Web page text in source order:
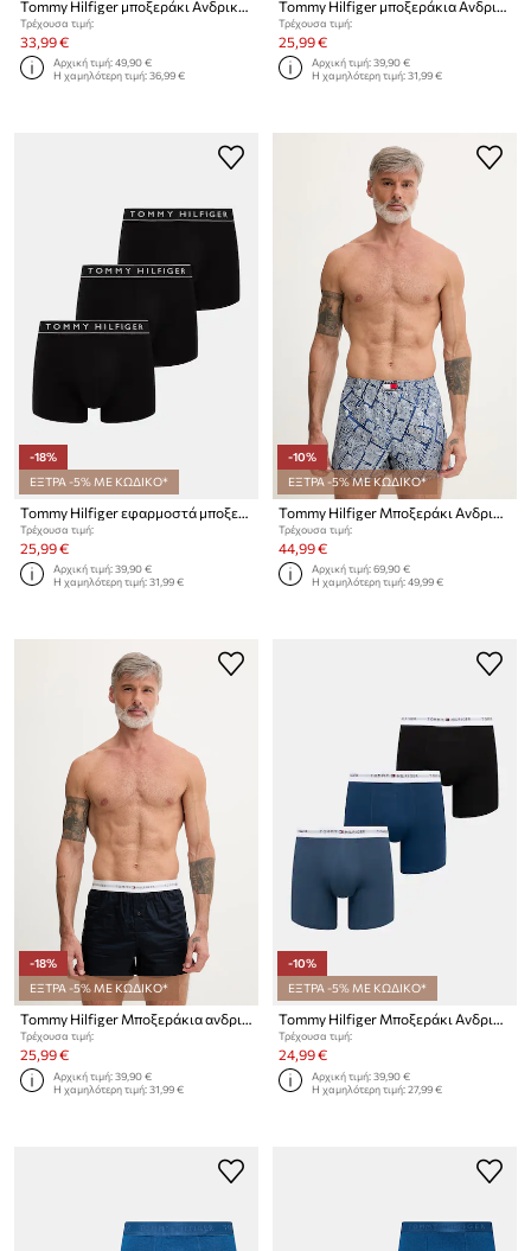
Τρέχουσα τιμή:
33,99 €
Αρχική τιμή:49,90 €
Η χαμηλότερη τιμή:36,99 €
Τρέχουσα τιμή:
25,99 €
Αρχική τιμή:39,90 €
Η χαμηλότερη τιμή:31,99 €
-18%
ΕΞΤΡΑ -5% ΜΕ ΚΩΔΙΚΟ*
Tommy Hilfiger εφαρμοστά μποξεράκια Ανδρικά 3-pack
Τρέχουσα τιμή:
25,99 €
Αρχική τιμή:39,90 €
Η χαμηλότερη τιμή:31,99 €
-10%
ΕΞΤΡΑ -5% ΜΕ ΚΩΔΙΚΟ*
Tommy Hilfiger Μποξεράκι Ανδρικό βαμβακερό 3-pack
Τρέχουσα τιμή:
44,99 €
Αρχική τιμή:69,90 €
Η χαμηλότερη τιμή:49,99 €
-18%
ΕΞΤΡΑ -5% ΜΕ ΚΩΔΙΚΟ*
Tommy Hilfiger Μποξεράκια ανδρικά βαμβακερά 2-pack
Τρέχουσα τιμή:
25,99 €
Αρχική τιμή:39,90 €
Η χαμηλότερη τιμή:31,99 €
-10%
ΕΞΤΡΑ -5% ΜΕ ΚΩΔΙΚΟ*
Tommy Hilfiger Μποξεράκι Ανδρικό βαμβακερό 3-pack
Τρέχουσα τιμή:
24,99 €
Αρχική τιμή:39,90 €
Η χαμηλότερη τιμή:27,99 €